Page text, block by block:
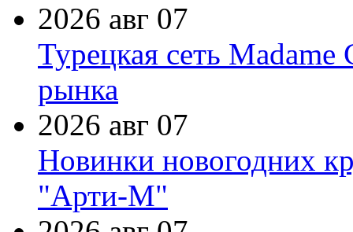
2026 авг 07
Турецкая сеть Madame
рынка
2026 авг 07
Новинки новогодних
"Арти-М"